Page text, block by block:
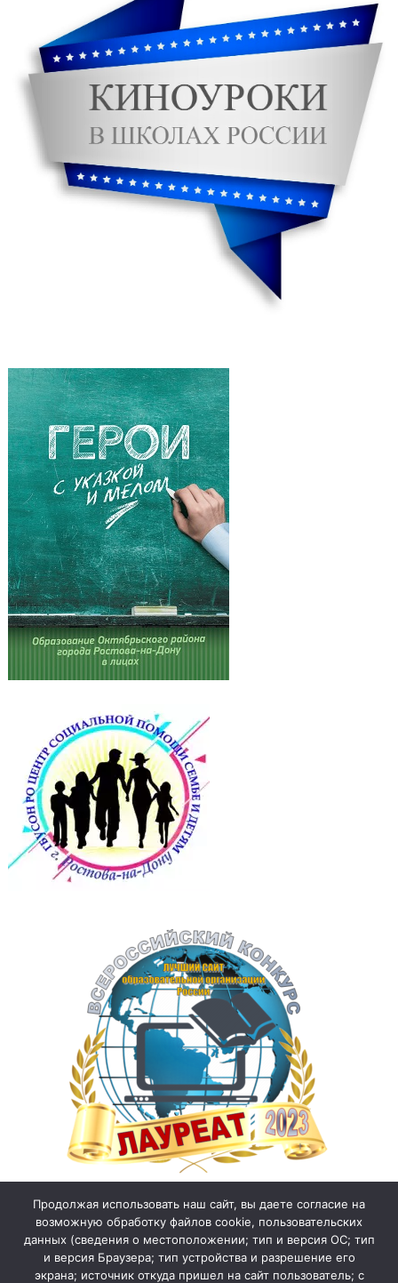
Продолжая использовать наш сайт, вы даете согласие на
возможную обработку файлов cookie, пользовательских
данных (сведения о местоположении; тип и версия ОС; тип
и версия Браузера; тип устройства и разрешение его
экрана; источник откуда пришел на сайт пользователь; с